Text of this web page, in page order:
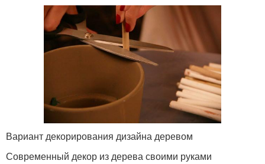
Вариант декорирования дизайна деревом
Современный декор из дерева своими руками